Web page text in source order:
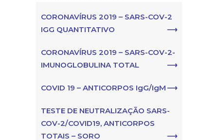
CORONAVÍRUS 2019 – SARS-COV-2
IGG QUANTITATIVO
CORONAVÍRUS 2019 – SARS-COV-2-
IMUNOGLOBULINA TOTAL
COVID 19 – ANTICORPOS IgG/IgM
TESTE DE NEUTRALIZAÇÃO SARS-
COV-2/COVID19, ANTICORPOS
TOTAIS – SORO